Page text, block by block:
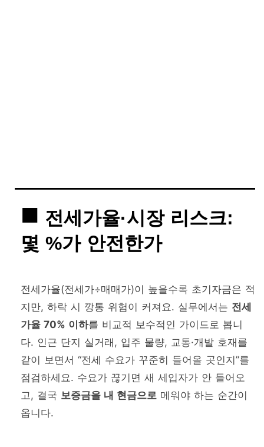
전세가율·시장 리스크:
몇 %가 안전한가
전세가율(전세가÷매매가)이 높을수록 초기자금은 적
지만, 하락 시 깡통 위험이 커져요. 실무에서는 전세
가율 70% 이하를 비교적 보수적인 가이드로 봅니
다. 인근 단지 실거래, 입주 물량, 교통·개발 호재를
같이 보면서 “전세 수요가 꾸준히 들어올 곳인지”를
점검하세요. 수요가 끊기면 새 세입자가 안 들어오
고, 결국 보증금을 내 현금으로 메워야 하는 순간이
옵니다.